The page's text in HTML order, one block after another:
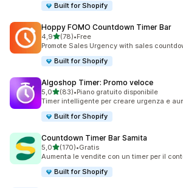
Built for Shopify
Hoppy FOMO Countdown Timer Bar
4,9stelle su 5
(78)
78 recensioni totali
•Free
Promote Sales Urgency with sales
Built for Shopify
Algoshop Timer: Promo veloce
5,0stelle su 5
(83)
83 recensioni totali
•Piano gratuito disponibile
Timer intelligente per creare urgenza e
Built for Shopify
Countdown Timer Bar Samita
5,0stelle su 5
(170)
170 recensioni totali
•Gratis
Aumenta le vendite con un timer per il
Built for Shopify